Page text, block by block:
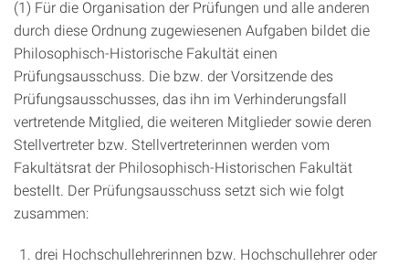
(1) Für die Organisation der Prüfungen und alle anderen
durch diese Ordnung zugewiesenen Aufgaben bildet die
Philosophisch-Historische Fakultät einen
Prüfungsausschuss. Die bzw. der Vorsitzende des
Prüfungsausschusses, das ihn im Verhinderungsfall
vertretende Mitglied, die weiteren Mitglieder sowie deren
Stellvertreter bzw. Stellvertreterinnen werden vom
Fakultätsrat der Philosophisch-Historischen Fakultät
bestellt. Der Prüfungsausschuss setzt sich wie folgt
zusammen:
drei Hochschullehrerinnen bzw. Hochschullehrer oder